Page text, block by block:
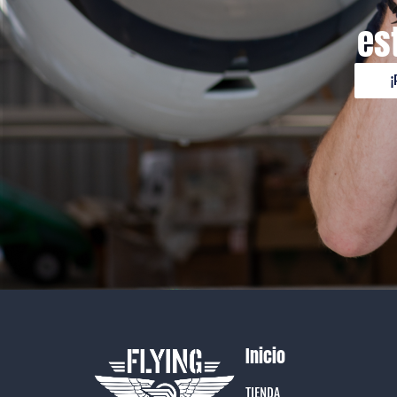
Inicio
TIENDA